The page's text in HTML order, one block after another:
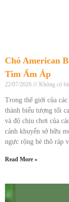
Chó American
Tim Ấm Áp
22/07/2026 Không có
Trong thế giới của
thành biểu tượng tối
và độ chịu chơi của
cảnh khuyển sở hữu
ngực rộng bè thô ráp
Read More »